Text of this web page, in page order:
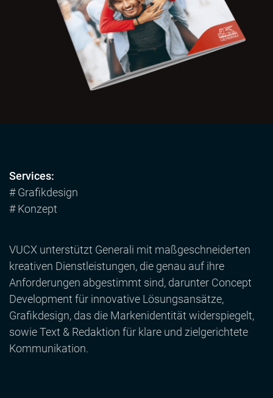
Services:
# Grafikdesign
# Konzept
VUCX unterstützt Generali mit maßgeschneiderten
kreativen Dienstleistungen, die genau auf ihre
Anforderungen abgestimmt sind, darunter Concept
Development für innovative Lösungsansätze,
Grafikdesign, das die Markenidentität widerspiegelt,
sowie Text & Redaktion für klare und zielgerichtete
Kommunikation.